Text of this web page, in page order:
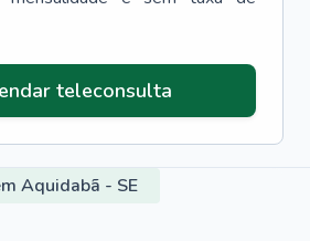
teleconsulta
Aquidabã - SE